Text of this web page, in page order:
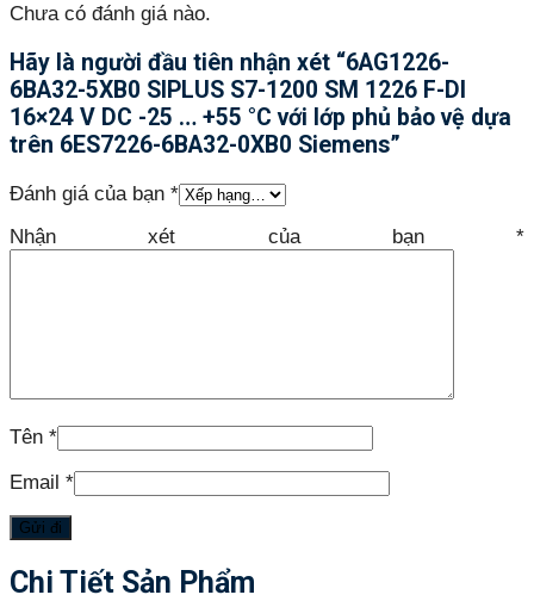
Chưa có đánh giá nào.
Hãy là người đầu tiên nhận xét “6AG1226-
6BA32-5XB0 SIPLUS S7-1200 SM 1226 F-DI
16×24 V DC -25 … +55 °C với lớp phủ bảo vệ dựa
trên 6ES7226-6BA32-0XB0 Siemens”
Đánh giá của bạn *
Nhận xét của bạn *
Tên *
Email *
Chi Tiết Sản Phẩm